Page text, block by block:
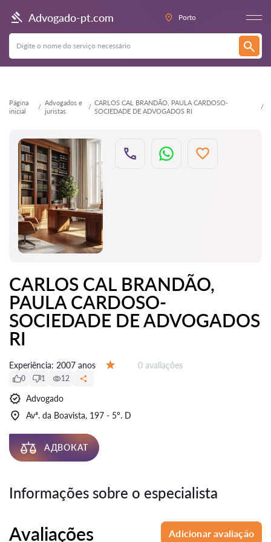
Advogado-pt.com Porto
Página
inicial
Advogados e
juristas
CARLOS CAL BRANDÃO, PAULA CARDOSO-
SOCIEDADE DE ADVOGADOS RI
Voltar
CARLOS CAL BRANDÃO,
PAULA CARDOSO-
SOCIEDADE DE ADVOGADOS
RI
Experiência: 2007 anos
Avaliações:
0 avaliações
0 1 12
Advogado
Avª. da Boavista, 197 - 5º. D
АДВОКАТ
Informações sobre o especialista
Avaliações Adicionar avaliação